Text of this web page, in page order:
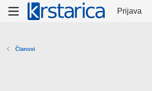
Prijava
Članovi